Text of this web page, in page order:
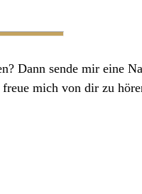
Dann sende mir eine
mich von dir zu